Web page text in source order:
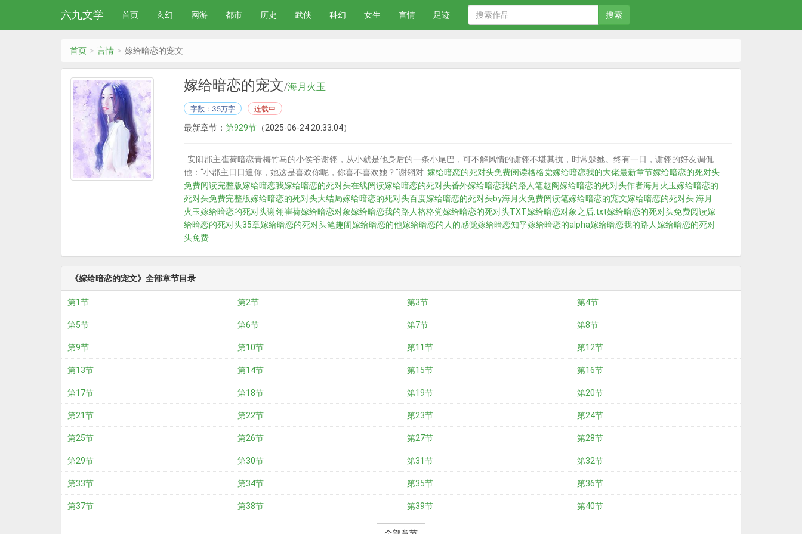
六九文学 首页 玄幻 网游 都市 历史 武侠 科幻 女生 言情 足迹 搜索
首页 言情 嫁给暗恋的宠文
嫁给暗恋的宠文/海月火玉
字数：35万字 连载中
最新章节： 第929节（2025-06-24 20:33:04）
安阳郡主崔荷暗恋青梅竹马的小侯爷谢翎，从小就是他身后的一条小尾巴，可不解风情的谢翎不堪其扰，时常躲她。终有一日，谢翎的好友调侃
他：“小郡主日日追你，她这是喜欢你呢，你喜不喜欢她？”谢翎对.. 嫁给暗恋的死对头免费阅读格格党嫁给暗恋我的大佬最新章节嫁给暗恋的死对头
免费阅读完整版嫁给暗恋我嫁给暗恋的死对头在线阅读嫁给暗恋的死对头番外嫁给暗恋我的路人笔趣阁嫁给暗恋的死对头作者海月火玉嫁给暗恋的
死对头免费完整版嫁给暗恋的死对头大结局嫁给暗恋的死对头百度嫁给暗恋的死对头by海月火免费阅读笔嫁给暗恋的宠文嫁给暗恋的死对头 海月
火玉嫁给暗恋的死对头谢翎崔荷嫁给暗恋对象嫁给暗恋我的路人格格党嫁给暗恋的死对头TXT嫁给暗恋对象之后.txt嫁给暗恋的死对头免费阅读嫁
给暗恋的死对头35章嫁给暗恋的死对头笔趣阁嫁给暗恋的他嫁给暗恋的人的感觉嫁给暗恋知乎嫁给暗恋的alpha嫁给暗恋我的路人嫁给暗恋的死对
头免费
《嫁给暗恋的宠文》全部章节目录
第1节 第2节 第3节 第4节
第5节 第6节 第7节 第8节
第9节 第10节 第11节 第12节
第13节 第14节 第15节 第16节
第17节 第18节 第19节 第20节
第21节 第22节 第23节 第24节
第25节 第26节 第27节 第28节
第29节 第30节 第31节 第32节
第33节 第34节 第35节 第36节
第37节 第38节 第39节 第40节